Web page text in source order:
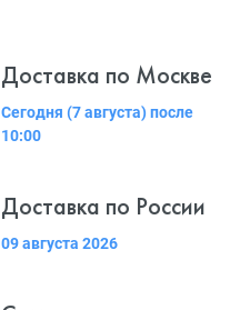
Доставка по Москве
Сегодня (7 августа) после
10:00
Доставка по России
09 августа 2026